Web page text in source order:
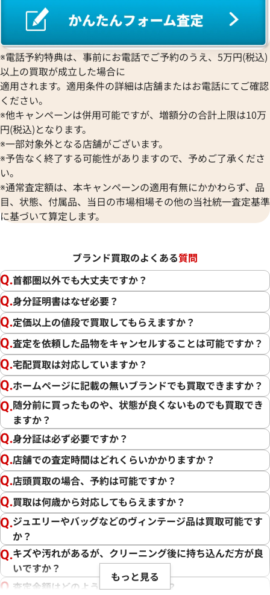
※電話予約特典は、事前にお電話でご予約のうえ、5万円(税込)
以上の買取が成立した場合に
適用されます。適用条件の詳細は店舗またはお電話にてご確認
ください。
※他キャンペーンは併用可能ですが、増額分の合計上限は10万
円(税込)となります。
※一部対象外となる店舗がございます。
※予告なく終了する可能性がありますので、予めご了承くださ
い。
※通常査定額は、本キャンペーンの適用有無にかかわらず、品
目、状態、付属品、当日の市場相場その他の当社統一査定基準
に基づいて算定します。
ブランド買取のよくある質問
首都圏以外でも大丈夫ですか？
身分証明書はなぜ必要？
定価以上の値段で買取してもらえますか？
査定を依頼した品物をキャンセルすることは可能ですか？
宅配買取は対応していますか？
ホームページに記載の無いブランドでも買取できますか？
随分前に買ったものや、状態が良くないものでも買取でき
ますか？
身分証は必ず必要ですか？
店舗での査定時間はどれくらいかかりますか？
店頭買取の場合、予約は可能ですか？
買取は何歳から対応してもらえますか？
ジュエリーやバッグなどのヴィンテージ品は買取可能です
か？
キズや汚れがあるが、クリーニング後に持ち込んだ方が良
いですか？
査定金額はどのように決まりますか？
もっと見る